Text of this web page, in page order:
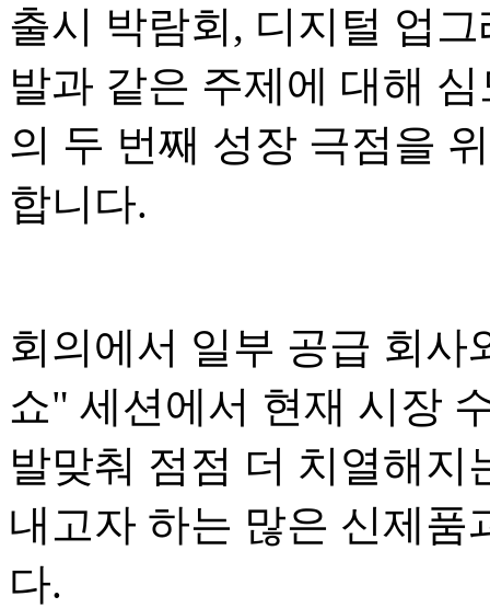
출시 박람회, 디지털 업
발과 같은 주제에 대해
의 두 번째 성장 극점을
합니다.
회의에서 일부 공급 회
쇼" 세션에서 현재 시장
발맞춰 점점 더 치열해
내고자 하는 많은 신제품
다.